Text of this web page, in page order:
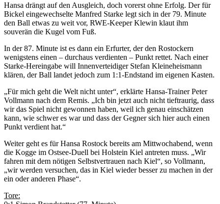
Hansa drängt auf den Ausgleich, doch vorerst ohne Erfolg. Der für
Bickel eingewechselte Manfred Starke legt sich in der 79. Minute
den Ball etwas zu weit vor, RWE-Keeper Klewin klaut ihm
souverän die Kugel vom Fuß.
In der 87. Minute ist es dann ein Erfurter, der den Rostockern
wenigstens einen – durchaus verdienten – Punkt rettet. Nach einer
Starke-Hereingabe will Innenverteidiger Stefan Kleineheismann
klären, der Ball landet jedoch zum 1:1-Endstand im eigenen Kasten.
„Für mich geht die Welt nicht unter“, erklärte Hansa-Trainer Peter
Vollmann nach dem Remis. „Ich bin jetzt auch nicht tieftraurig, dass
wir das Spiel nicht gewonnen haben, weil ich genau einschätzen
kann, wie schwer es war und dass der Gegner sich hier auch einen
Punkt verdient hat.“
Weiter geht es für Hansa Rostock bereits am Mittwochabend, wenn
die Kogge im Ostsee-Duell bei Holstein Kiel antreten muss. „Wir
fahren mit dem nötigen Selbstvertrauen nach Kiel“, so Vollmann,
„wir werden versuchen, das in Kiel wieder besser zu machen in der
ein oder anderen Phase“.
Tore: